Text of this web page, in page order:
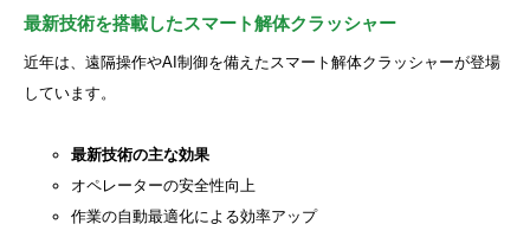
最新技術を搭載したスマート解体クラッシャー
近年は、遠隔操作やAI制御を備えたスマート解体クラッシャーが登場
しています。
最新技術の主な効果
オペレーターの安全性向上
作業の自動最適化による効率アップ